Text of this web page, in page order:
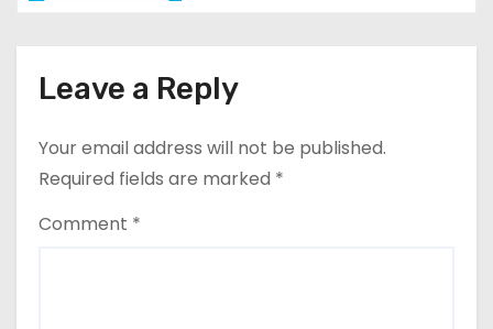
o
Leave a Reply
Your email address will not be published.
Required fields are marked *
Comment *